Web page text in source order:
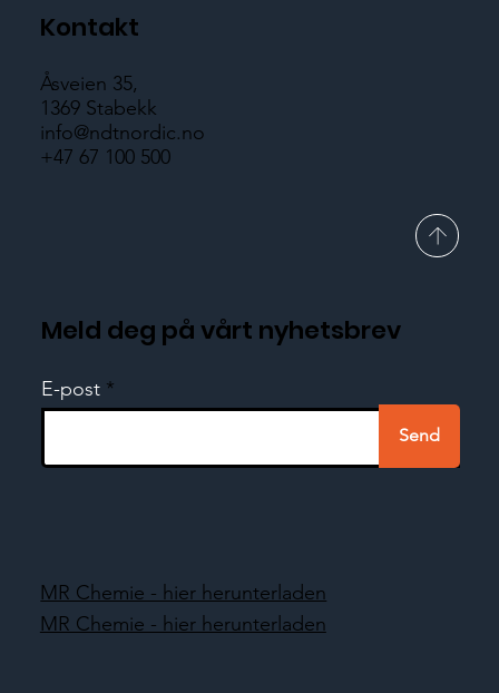
Kontakt
Åsveien 35,
1369 Stabekk
info@ndtnordic.no
+47 67 100 500
Meld deg på vårt nyhetsbrev
E-post
Send
MR Chemie - hier herunterladen
MR Chemie - hier herunterladen